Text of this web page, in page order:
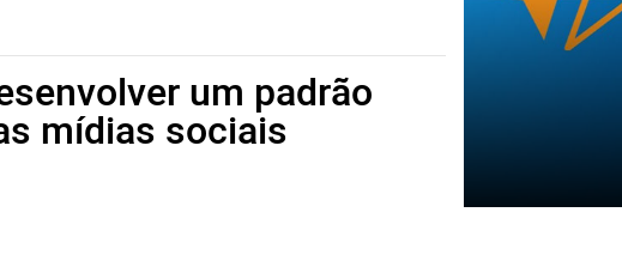
um padrão
mídias sociais